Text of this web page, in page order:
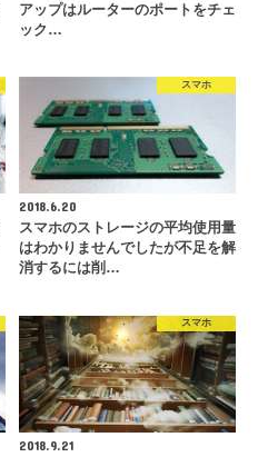
アップはルーターのポートをチェ
ック…
スマホ
2018.6.20
スマホのストレージの平均使用量
はわかりませんでしたが不足を解
消するには削…
スマホ
2018.9.21